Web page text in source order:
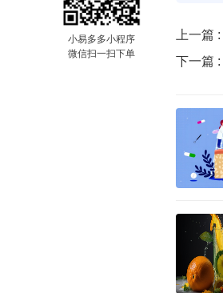
小易多多小程序
微信扫一扫下单
上一篇 :
下一篇 :